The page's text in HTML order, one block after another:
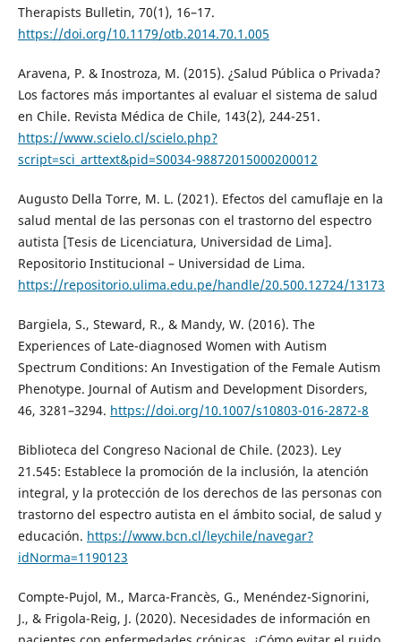
Therapists Bulletin, 70(1), 16–17.
https://doi.org/10.1179/otb.2014.70.1.005
Aravena, P. & Inostroza, M. (2015). ¿Salud Pública o Privada?
Los factores más importantes al evaluar el sistema de salud
en Chile. Revista Médica de Chile, 143(2), 244-251.
https://www.scielo.cl/scielo.php?
script=sci_arttext&pid=S0034-98872015000200012
Augusto Della Torre, M. L. (2021). Efectos del camuflaje en la
salud mental de las personas con el trastorno del espectro
autista [Tesis de Licenciatura, Universidad de Lima].
Repositorio Institucional – Universidad de Lima.
https://repositorio.ulima.edu.pe/handle/20.500.12724/13173
Bargiela, S., Steward, R., & Mandy, W. (2016). The
Experiences of Late-diagnosed Women with Autism
Spectrum Conditions: An Investigation of the Female Autism
Phenotype. Journal of Autism and Development Disorders,
46, 3281–3294. https://doi.org/10.1007/s10803-016-2872-8
Biblioteca del Congreso Nacional de Chile. (2023). Ley
21.545: Establece la promoción de la inclusión, la atención
integral, y la protección de los derechos de las personas con
trastorno del espectro autista en el ámbito social, de salud y
educación. https://www.bcn.cl/leychile/navegar?
idNorma=1190123
Compte-Pujol, M., Marca-Francès, G., Menéndez-Signorini,
J., & Frigola-Reig, J. (2020). Necesidades de información en